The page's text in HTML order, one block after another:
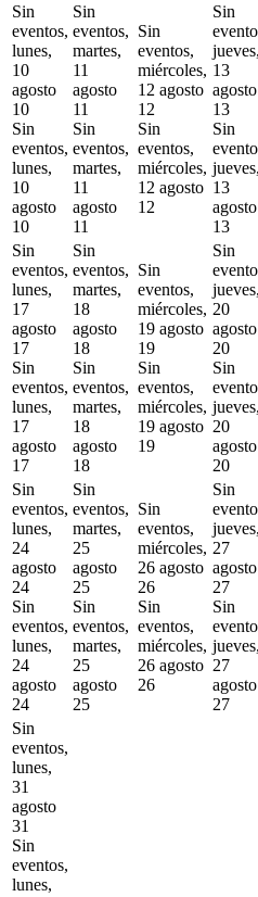
Sin
eventos,
lunes,
10
agosto
10
Sin
eventos,
lunes,
10
agosto
10
Sin
eventos,
martes,
11
agosto
11
Sin
eventos,
martes,
11
agosto
11
Sin
eventos,
miércoles,
12 agosto
12
Sin
eventos,
miércoles,
12 agosto
12
Sin
jueves,
13
agosto
13
Sin
jueves,
13
agosto
13
Sin
eventos,
lunes,
17
agosto
17
Sin
eventos,
lunes,
17
agosto
17
Sin
eventos,
martes,
18
agosto
18
Sin
eventos,
martes,
18
agosto
18
Sin
eventos,
miércoles,
19 agosto
19
Sin
eventos,
miércoles,
19 agosto
19
Sin
jueves,
20
agosto
20
Sin
jueves,
20
agosto
20
Sin
eventos,
lunes,
24
agosto
24
Sin
eventos,
lunes,
24
agosto
24
Sin
eventos,
martes,
25
agosto
25
Sin
eventos,
martes,
25
agosto
25
Sin
eventos,
miércoles,
26 agosto
26
Sin
eventos,
miércoles,
26 agosto
26
Sin
jueves,
27
agosto
27
Sin
jueves,
27
agosto
27
Sin
eventos,
lunes,
31
agosto
31
Sin
eventos,
lunes,